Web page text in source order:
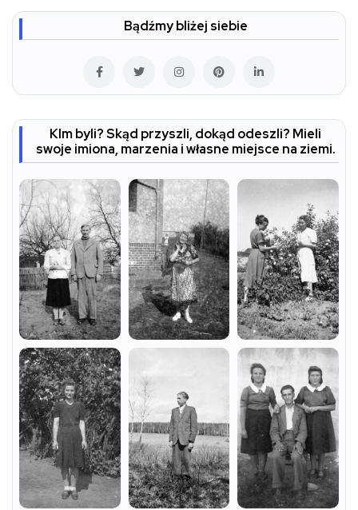
Bądźmy bliżej siebie
KIm byli? Skąd przyszli, dokąd odeszli? Mieli
swoje imiona, marzenia i własne miejsce na ziemi.